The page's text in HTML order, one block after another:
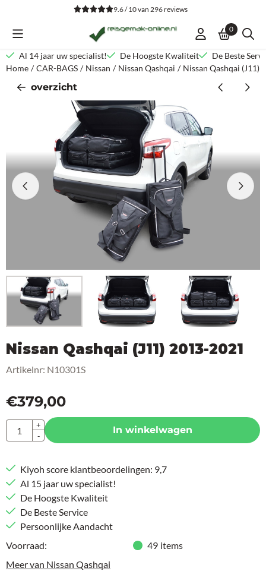
Cookievoorkeuren zijn beschikbaar. Kies instellingen of sta alle
9.6 / 10van296reviews
0
Al 14 jaar uw specialist! De Hoogste Kwaliteit
De Beste
Home / CAR-BAGS / Nissan / Nissan Qashqai / Nissan Qashqai (J11)
overzicht
Nissan Qashqai (J11) 2013-2021
Artikelnr: N10301S
€379,00
Aantal
+
-
In winkelwagen
Kiyoh score klantbeoordelingen: 9,7
Al 15 jaar uw specialist!
De Hoogste Kwaliteit
De Beste Service
Persoonlijke Aandacht
Voorraad:
49 items
Meer van Nissan Qashqai